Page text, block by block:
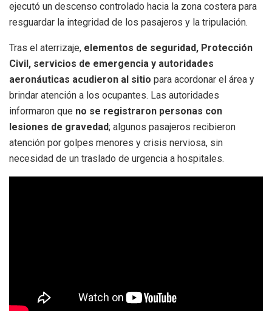
ejecutó un descenso controlado hacia la zona costera para
resguardar la integridad de los pasajeros y la tripulación.
Tras el aterrizaje, elementos de seguridad, Protección
Civil, servicios de emergencia y autoridades
aeronáuticas acudieron al sitio para acordonar el área y
brindar atención a los ocupantes. Las autoridades
informaron que no se registraron personas con
lesiones de gravedad; algunos pasajeros recibieron
atención por golpes menores y crisis nerviosa, sin
necesidad de un traslado de urgencia a hospitales.